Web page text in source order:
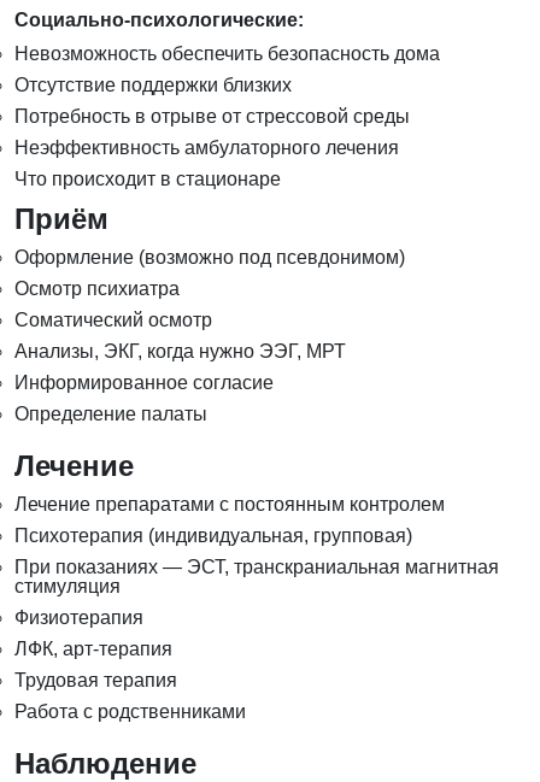
Социально-психологические:
Невозможность обеспечить безопасность дома
Отсутствие поддержки близких
Потребность в отрыве от стрессовой среды
Неэффективность амбулаторного лечения
Что происходит в стационаре
Приём
Оформление (возможно под псевдонимом)
Осмотр психиатра
Соматический осмотр
Анализы, ЭКГ, когда нужно ЭЭГ, МРТ
Информированное согласие
Определение палаты
Лечение
Лечение препаратами с постоянным контролем
Психотерапия (индивидуальная, групповая)
При показаниях — ЭСТ, транскраниальная магнитная
стимуляция
Физиотерапия
ЛФК, арт-терапия
Трудовая терапия
Работа с родственниками
Наблюдение